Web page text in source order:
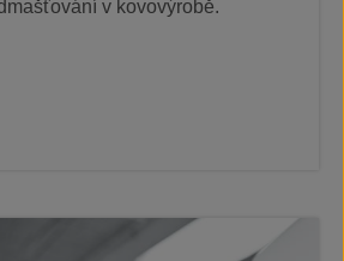
v kovovýrobě.